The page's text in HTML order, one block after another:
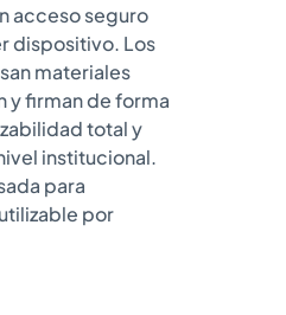
acceso seguro
dispositivo. Los
materiales
y firman de forma
total y
institucional.
para
por